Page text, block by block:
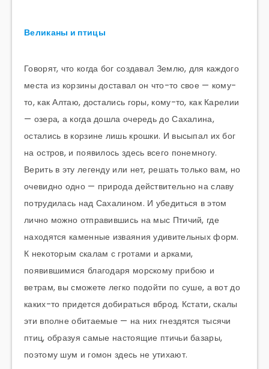
Великаны и птицы
Говорят, что когда бог создавал Землю, для каждого
места из корзины доставал он что-то свое — кому-
то, как Алтаю, достались горы, кому-то, как Карелии
— озера, а когда дошла очередь до Сахалина,
остались в корзине лишь крошки. И высыпал их бог
на остров, и появилось здесь всего понемногу.
Верить в эту легенду или нет, решать только вам, но
очевидно одно — природа действительно на славу
потрудилась над Сахалином. И убедиться в этом
лично можно отправившись на мыс Птичий, где
находятся каменные изваяния удивительных форм.
К некоторым скалам с гротами и арками,
появившимися благодаря морскому прибою и
ветрам, вы сможете легко подойти по суше, а вот до
каких-то придется добираться вброд. Кстати, скалы
эти вполне обитаемые — на них гнездятся тысячи
птиц, образуя самые настоящие птичьи базары,
поэтому шум и гомон здесь не утихают.